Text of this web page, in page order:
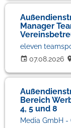
Manager
07.08.2026
eleven
Bereich
4, 5 und 8
Media GmbH